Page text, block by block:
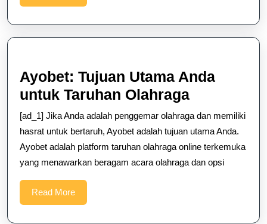
More
Ayobet: Tujuan Utama Anda
untuk Taruhan OlahragaAyobet:
Tujuan
Utama
Anda
untuk
[ad_1] Jika Anda adalah penggemar olahraga dan memiliki
hasrat untuk bertaruh, Ayobet adalah tujuan utama Anda.
Ayobet adalah platform taruhan olahraga online terkemuka
yang menawarkan beragam acara olahraga dan opsi
Read MoreRead
More